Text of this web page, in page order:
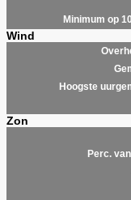
Minimum op
Wind
Hoogste
Zon
Perc.